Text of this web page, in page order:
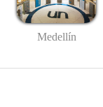
Medellín